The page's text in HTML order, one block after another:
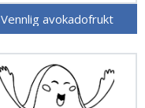
Vennlig avokadofrukt